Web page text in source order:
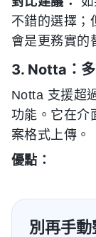
不錯的選擇；
會是更務實的
3. Notta：
Notta 支援超
功能。它在介
案格式上傳。
優點：
別再手